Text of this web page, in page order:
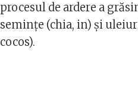
procesul de ardere a
semințe (chia, in) și
cocos).